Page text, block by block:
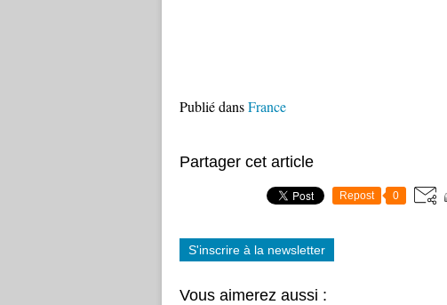
Publié dansFrance
Partager cet article
Repost 0
S'inscrire à la newsletter
Vous aimerez aussi :